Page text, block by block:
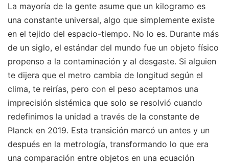
La mayoría de la gente asume que un kilogramo es
una constante universal, algo que simplemente existe
en el tejido del espacio-tiempo. No lo es. Durante más
de un siglo, el estándar del mundo fue un objeto físico
propenso a la contaminación y al desgaste. Si alguien
te dijera que el metro cambia de longitud según el
clima, te reirías, pero con el peso aceptamos una
imprecisión sistémica que solo se resolvió cuando
redefinimos la unidad a través de la constante de
Planck en 2019. Esta transición marcó un antes y un
después en la metrología, transformando lo que era
una comparación entre objetos en una ecuación